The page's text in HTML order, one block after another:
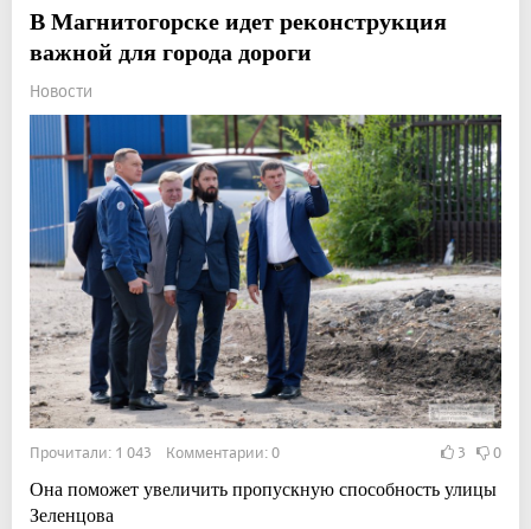
В Магнитогорске идет реконструкция
важной для города дороги
Новости
Прочитали: 1 043 Комментарии: 0 3 0
Она поможет увеличить пропускную способность улицы
Зеленцова